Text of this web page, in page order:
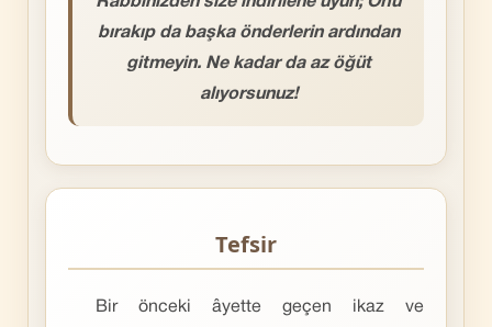
bırakıp da başka önderlerin ardından
gitmeyin. Ne kadar da az öğüt
alıyorsunuz!
Tefsir
Bir önceki âyette geçen ikaz ve